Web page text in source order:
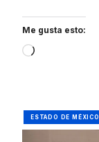
Me gusta esto:
Loading…
ESTADO DE MÉXICO